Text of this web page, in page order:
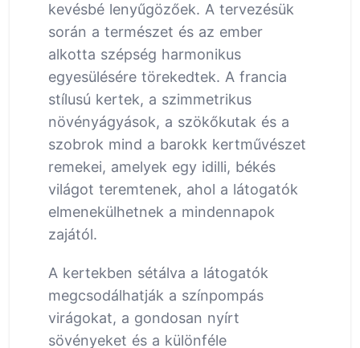
kevésbé lenyűgözőek. A tervezésük
során a természet és az ember
alkotta szépség harmonikus
egyesülésére törekedtek. A francia
stílusú kertek, a szimmetrikus
növényágyások, a szökőkutak és a
szobrok mind a barokk kertművészet
remekei, amelyek egy idilli, békés
világot teremtenek, ahol a látogatók
elmenekülhetnek a mindennapok
zajától.
A kertekben sétálva a látogatók
megcsodálhatják a színpompás
virágokat, a gondosan nyírt
sövényeket és a különféle